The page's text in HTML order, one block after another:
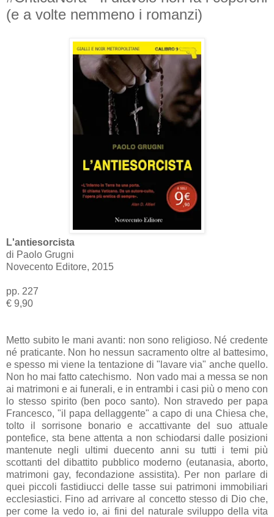
(e a volte nemmeno i romanzi)
L'antiesorcista
di Paolo Grugni
Novecento Editore, 2015
pp. 227
€ 9,90
Metto subito le mani avanti: non sono religioso. Né credente
né praticante. Non ho nessun sacramento oltre al battesimo,
e spesso mi viene la tentazione di "lavare via" anche quello.
Non ho mai fatto catechismo. Non vado mai a messa se non
ai matrimoni e ai funerali, e in entrambi i casi più o meno con
lo stesso spirito (ben poco santo). Non stravedo per papa
Francesco, "il papa dellaggente" a capo di una Chiesa che,
tolto il sorrisone bonario e accattivante del suo attuale
pontefice, sta bene attenta a non schiodarsi dalle posizioni
mantenute negli ultimi duecento anni su tutti i temi più
scottanti del dibattito pubblico moderno (eutanasia, aborto,
matrimoni gay, fecondazione assistita). Per non parlare di
quei piccoli fastidiucci delle tasse sui patrimoni immobiliari
ecclesiastici. Fino ad arrivare al concetto stesso di Dio che,
per come la vedo io, ai fini del naturale sviluppo della vita